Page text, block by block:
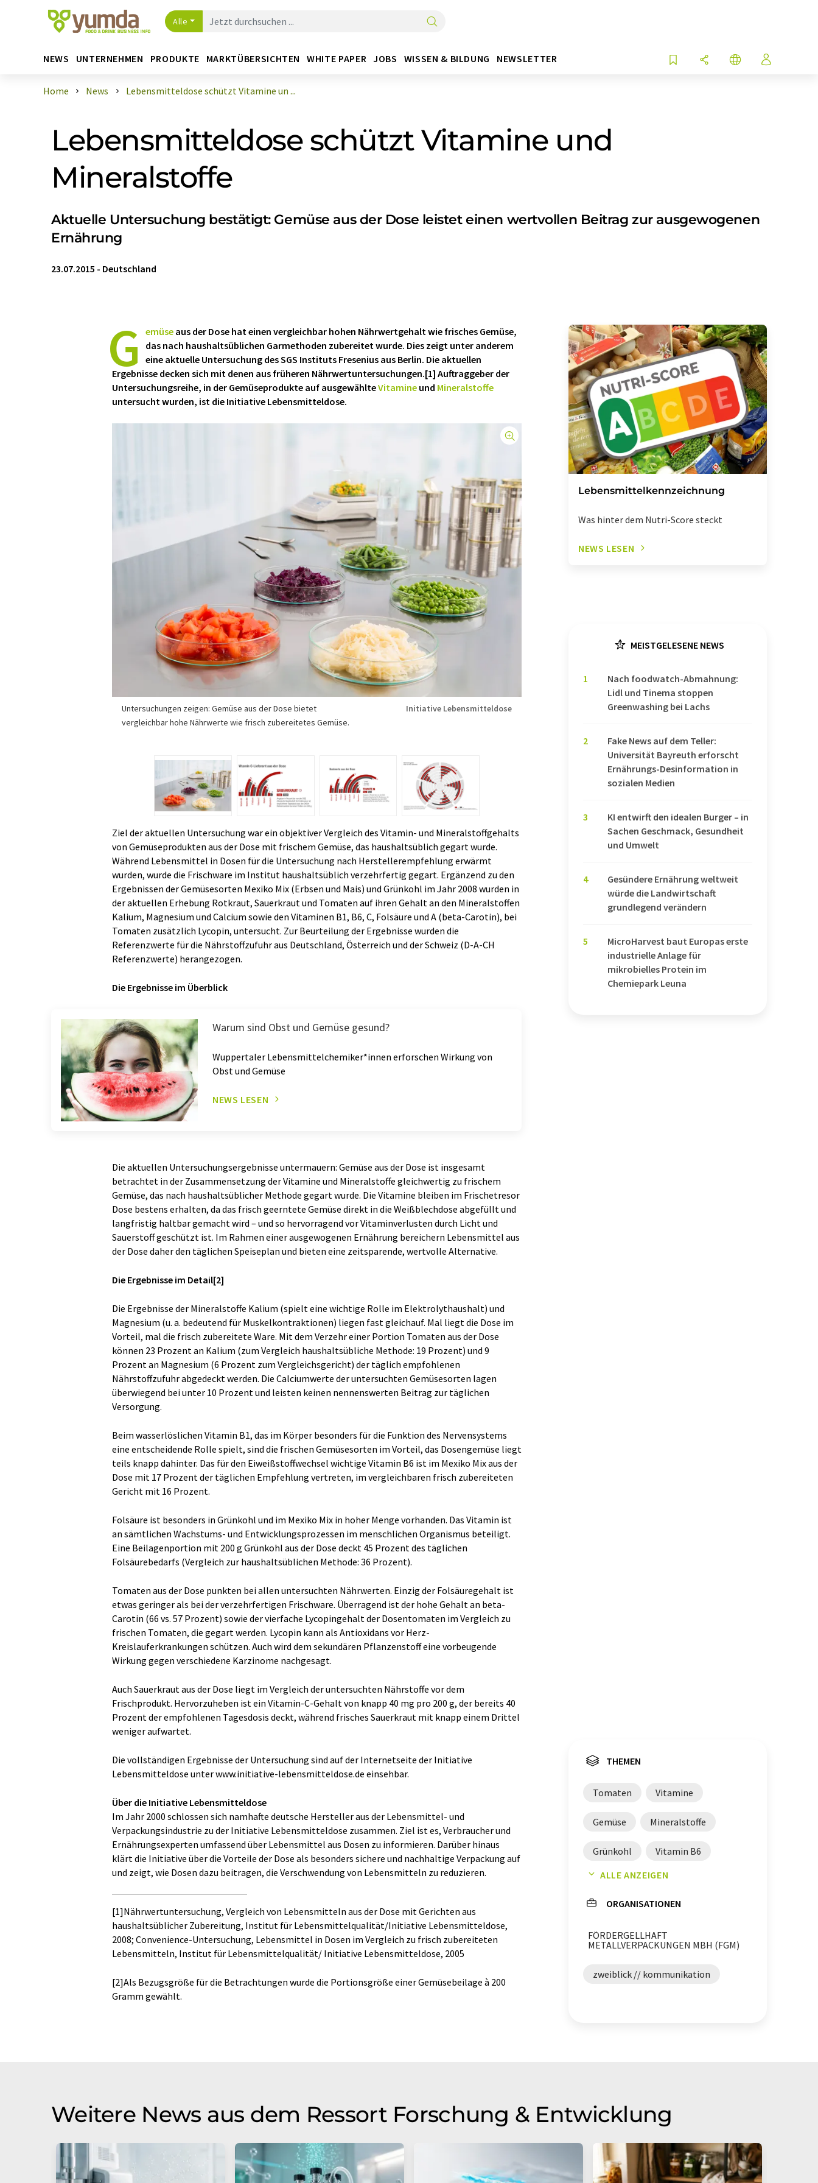
Alle
NEWS UNTERNEHMEN PRODUKTE MARKTÜBERSICHTEN WHITE PAPER JOBS WISSEN & BILDUNG NEWSLETTER
Home News Lebensmitteldose schützt Vitamine un ...
Lebensmitteldose schützt Vitamine und
Mineralstoffe
Aktuelle Untersuchung bestätigt: Gemüse aus der Dose leistet einen wertvollen Beitrag zur ausgewogenen
Ernährung
23.07.2015 - Deutschland
G emüse aus der Dose hat einen vergleichbar hohen Nährwertgehalt wie frisches Gemüse,
das nach haushaltsüblichen Garmethoden zubereitet wurde. Dies zeigt unter anderem
eine aktuelle Untersuchung des SGS Instituts Fresenius aus Berlin. Die aktuellen
Ergebnisse decken sich mit denen aus früheren Nährwertuntersuchungen.[1] Auftraggeber der
Untersuchungsreihe, in der Gemüseprodukte auf ausgewählteVitamine und Mineralstoffe
untersucht wurden, ist die Initiative Lebensmitteldose.
Untersuchungen zeigen: Gemüse aus der Dose bietet
vergleichbar hohe Nährwerte wie frisch zubereitetes Gemüse.
Initiative Lebensmitteldose
Ziel der aktuellen Untersuchung war ein objektiver Vergleich des Vitamin- und Mineralstoffgehalts
von Gemüseprodukten aus der Dose mit frischem Gemüse, das haushaltsüblich gegart wurde.
Während Lebensmittel in Dosen für die Untersuchung nach Herstellerempfehlung erwärmt
wurden, wurde die Frischware im Institut haushaltsüblich verzehrfertig gegart. Ergänzend zu den
Ergebnissen der Gemüsesorten Mexiko Mix (Erbsen und Mais) und Grünkohl im Jahr 2008 wurden in
der aktuellen Erhebung Rotkraut, Sauerkraut und Tomaten auf ihren Gehalt an den Mineralstoffen
Kalium, Magnesium und Calcium sowie den Vitaminen B1, B6, C, Folsäure und A (beta-Carotin), bei
Tomaten zusätzlich Lycopin, untersucht. Zur Beurteilung der Ergebnisse wurden die
Referenzwerte für die Nährstoffzufuhr aus Deutschland, Österreich und der Schweiz (D-A-CH
Referenzwerte) herangezogen.
Die Ergebnisse im Überblick
Warum sind Obst und Gemüse gesund?
Wuppertaler Lebensmittelchemiker*innen erforschen Wirkung von
Obst und Gemüse
NEWS LESEN
Die aktuellen Untersuchungsergebnisse untermauern: Gemüse aus der Dose ist insgesamt
betrachtet in der Zusammensetzung der Vitamine und Mineralstoffe gleichwertig zu frischem
Gemüse, das nach haushaltsüblicher Methode gegart wurde. Die Vitamine bleiben im Frischetresor
Dose bestens erhalten, da das frisch geerntete Gemüse direkt in die Weißblechdose abgefüllt und
langfristig haltbar gemacht wird – und so hervorragend vor Vitaminverlusten durch Licht und
Sauerstoff geschützt ist. Im Rahmen einer ausgewogenen Ernährung bereichern Lebensmittel aus
der Dose daher den täglichen Speiseplan und bieten eine zeitsparende, wertvolle Alternative.
Die Ergebnisse im Detail[2]
Die Ergebnisse der Mineralstoffe Kalium (spielt eine wichtige Rolle im Elektrolythaushalt) und
Magnesium (u. a. bedeutend für Muskelkontraktionen) liegen fast gleichauf. Mal liegt die Dose im
Vorteil, mal die frisch zubereitete Ware. Mit dem Verzehr einer Portion Tomaten aus der Dose
können 23 Prozent an Kalium (zum Vergleich haushaltsübliche Methode: 19 Prozent) und 9
Prozent an Magnesium (6 Prozent zum Vergleichsgericht) der täglich empfohlenen
Nährstoffzufuhr abgedeckt werden. Die Calciumwerte der untersuchten Gemüsesorten lagen
überwiegend bei unter 10 Prozent und leisten keinen nennenswerten Beitrag zur täglichen
Versorgung.
Beim wasserlöslichen Vitamin B1, das im Körper besonders für die Funktion des Nervensystems
eine entscheidende Rolle spielt, sind die frischen Gemüsesorten im Vorteil, das Dosengemüse liegt
teils knapp dahinter. Das für den Eiweißstoffwechsel wichtige Vitamin B6 ist im Mexiko Mix aus der
Dose mit 17 Prozent der täglichen Empfehlung vertreten, im vergleichbaren frisch zubereiteten
Gericht mit 16 Prozent.
Folsäure ist besonders in Grünkohl und im Mexiko Mix in hoher Menge vorhanden. Das Vitamin ist
an sämtlichen Wachstums- und Entwicklungsprozessen im menschlichen Organismus beteiligt.
Eine Beilagenportion mit 200 g Grünkohl aus der Dose deckt 45 Prozent des täglichen
Folsäurebedarfs (Vergleich zur haushaltsüblichen Methode: 36 Prozent).
Tomaten aus der Dose punkten bei allen untersuchten Nährwerten. Einzig der Folsäuregehalt ist
etwas geringer als bei der verzehrfertigen Frischware. Überragend ist der hohe Gehalt an beta-
Carotin (66 vs. 57 Prozent) sowie der vierfache Lycopingehalt der Dosentomaten im Vergleich zu
frischen Tomaten, die gegart werden. Lycopin kann als Antioxidans vor Herz-
Kreislauferkrankungen schützen. Auch wird dem sekundären Pflanzenstoff eine vorbeugende
Wirkung gegen verschiedene Karzinome nachgesagt.
Auch Sauerkraut aus der Dose liegt im Vergleich der untersuchten Nährstoffe vor dem
Frischprodukt. Hervorzuheben ist ein Vitamin-C-Gehalt von knapp 40 mg pro 200 g, der bereits 40
Prozent der empfohlenen Tagesdosis deckt, während frisches Sauerkraut mit knapp einem Drittel
weniger aufwartet.
Die vollständigen Ergebnisse der Untersuchung sind auf der Internetseite der Initiative
Lebensmitteldose unter www.initiative-lebensmitteldose.de einsehbar.
Über die Initiative Lebensmitteldose
Im Jahr 2000 schlossen sich namhafte deutsche Hersteller aus der Lebensmittel- und
Verpackungsindustrie zu der Initiative Lebensmitteldose zusammen. Ziel ist es, Verbraucher und
Ernährungsexperten umfassend über Lebensmittel aus Dosen zu informieren. Darüber hinaus
klärt die Initiative über die Vorteile der Dose als besonders sichere und nachhaltige Verpackung auf
und zeigt, wie Dosen dazu beitragen, die Verschwendung von Lebensmitteln zu reduzieren.
[1]Nährwertuntersuchung, Vergleich von Lebensmitteln aus der Dose mit Gerichten aus
haushaltsüblicher Zubereitung, Institut für Lebensmittelqualität/Initiative Lebensmitteldose,
2008; Convenience-Untersuchung, Lebensmittel in Dosen im Vergleich zu frisch zubereiteten
Lebensmitteln, Institut für Lebensmittelqualität/ Initiative Lebensmitteldose, 2005
[2]Als Bezugsgröße für die Betrachtungen wurde die Portionsgröße einer Gemüsebeilage à 200
Gramm gewählt.
Lebensmittelkennzeichnung
Was hinter dem Nutri-Score steckt
NEWS LESEN
MEISTGELESENE NEWS
1
Nach foodwatch-Abmahnung:
Lidl und Tinema stoppen
Greenwashing bei Lachs
2
Fake News auf dem Teller:
Universität Bayreuth erforscht
Ernährungs-Desinformation in
sozialen Medien
3
KI entwirft den idealen Burger – in
Sachen Geschmack, Gesundheit
und Umwelt
4
Gesündere Ernährung weltweit
würde die Landwirtschaft
grundlegend verändern
5
MicroHarvest baut Europas erste
industrielle Anlage für
mikrobielles Protein im
Chemiepark Leuna
THEMEN
Tomaten Vitamine
Gemüse Mineralstoffe
Grünkohl Vitamin B6
Dosen Verpackungsindustrie
Lebensmittelqualität
Nährstoffe Sauerstoff
ALLE ANZEIGEN
ORGANISATIONEN
FÖRDERGELLHAFT
METALLVERPACKUNGEN MBH (FGM)
zweiblick // kommunikation
Weitere News aus dem Ressort Forschung & Entwicklung